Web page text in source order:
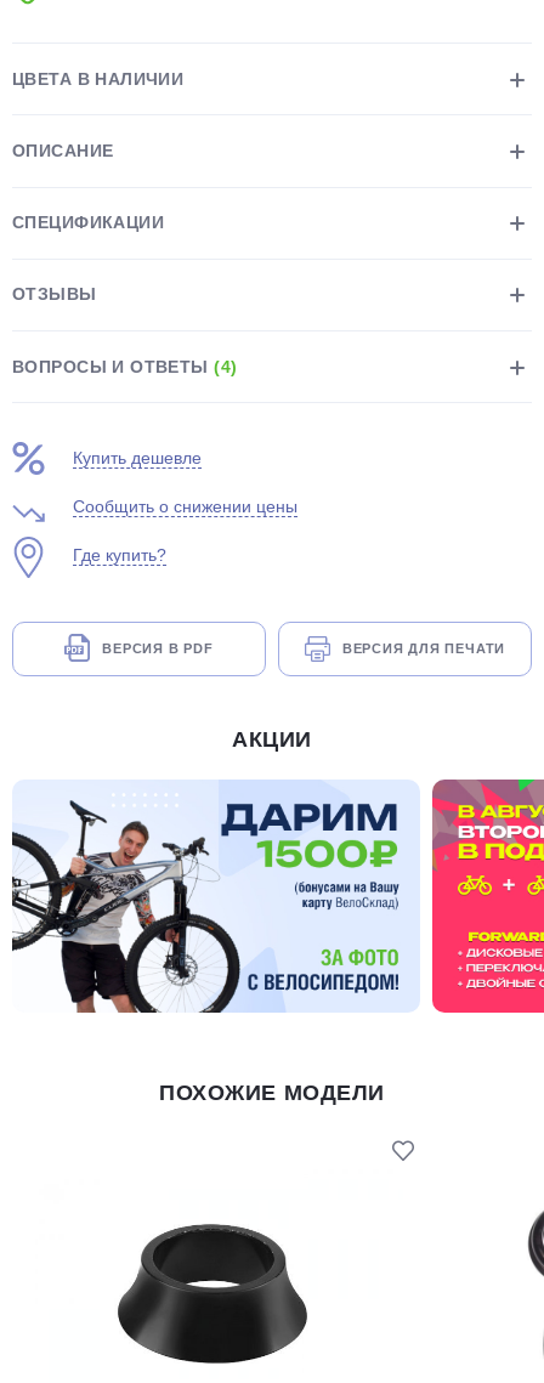
ЦВЕТА В НАЛИЧИИ
ОПИСАНИЕ
СПЕЦИФИКАЦИИ
ОТЗЫВЫ
ВОПРОСЫ И ОТВЕТЫ(4)
Купить дешевле
Сообщить о снижении цены
Где купить?
ВЕРСИЯ В PDF ВЕРСИЯ ДЛЯ ПЕЧАТИ
АКЦИИ
ПОХОЖИЕ МОДЕЛИ
раз в 2 недели